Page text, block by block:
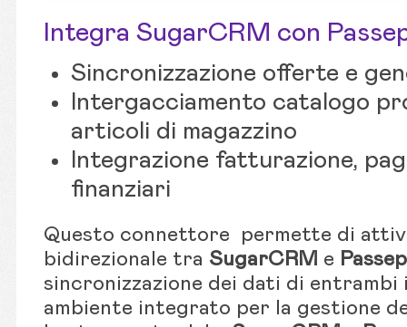
Integra SugarCRM con
Sincronizzazione offerte e
Intergacciamento catalogo
articoli di magazzino
Integrazione fatturazione,
finanziari
Questo connettore permette di
bidirezionale tra SugarCRM e
sincronizzazione dei dati di entrambi
ambiente integrato per la gestione